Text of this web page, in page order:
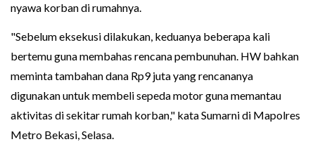
nyawa korban di rumahnya.
"Sebelum eksekusi dilakukan, keduanya beberapa kali
bertemu guna membahas rencana pembunuhan. HW bahkan
meminta tambahan dana Rp9 juta yang rencananya
digunakan untuk membeli sepeda motor guna memantau
aktivitas di sekitar rumah korban," kata Sumarni di Mapolres
Metro Bekasi, Selasa.